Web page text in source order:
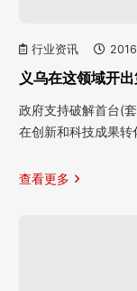
行业资讯
义乌在这领域开
政府支持破解首台(
在创新和科技成果
查看更多